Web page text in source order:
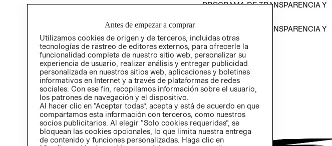
PROGRAMA DE TRANSPARENCIA Y
PROGRAMA DE TRANSPARENCIA Y
ÉTICA (INGLÉS)
Antes de empezar a comprar
Utilizamos cookies de origen y de terceros, incluidas otras
tecnologías de rastreo de editores externos, para ofrecerle la
funcionalidad completa de nuestro sitio web, personalizar su
experiencia de usuario, realizar análisis y entregar publicidad
personalizada en nuestros sitios web, aplicaciones y boletines
informativos en Internet y a través de plataformas de redes
sociales. Con ese fin, recopilamos información sobre el usuario,
los patrones de navegación y el dispositivo.
Al hacer clic en “Aceptar todas”, acepta y está de acuerdo en que
compartamos esta información con terceros, como nuestros
socios publicitarios. Al elegir “Solo cookies requeridas”, se
bloquean las cookies opcionales, lo que limita nuestra entrega
de contenido y funciones personalizadas. Haga clic en